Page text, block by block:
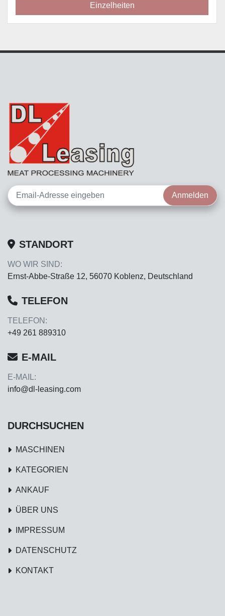
Einzelheiten
Anmelden
STANDORT
WO WIR SIND:
Ernst-Abbe-Straße 12, 56070 Koblenz, Deutschland
TELEFON
TELEFON:
+49 261 889310
E-MAIL
E-MAIL:
info@dl-leasing.com
DURCHSUCHEN
MASCHINEN
KATEGORIEN
ANKAUF
ÜBER UNS
IMPRESSUM
DATENSCHUTZ
KONTAKT